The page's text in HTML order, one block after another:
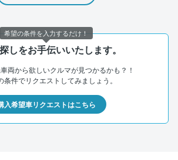
しをお手伝いいたします。
両から欲しいクルマが見つかるかも？！
条件でリクエストしてみましょう。
入希望車リクエストはこちら
希望の条件を入力するだけ！